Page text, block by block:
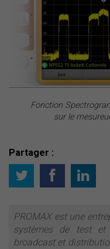
Fonction
sur le
Partager :
PROMAX est une
systèmes de test et
broadcast et